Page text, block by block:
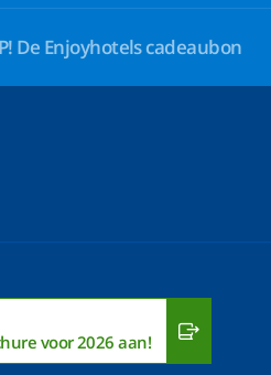
De Enjoyhotels cadeaubon
voor 2026 aan!